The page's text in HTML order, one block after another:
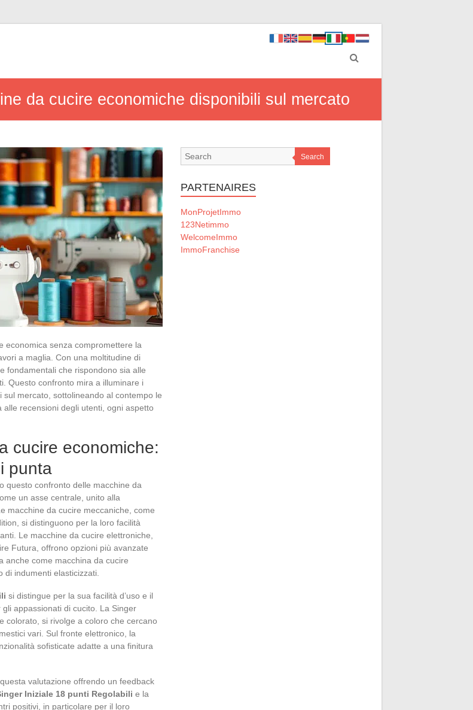
da cucire economiche disponibili sul mercato
economica senza compromettere la
a maglia. Con una moltitudine di
fondamentali che rispondono sia alle
Questo confronto mira a illuminare i
mercato, sottolineando al contempo le
alle recensioni degli utenti, ogni aspetto
cucire economiche:
punta
questo confronto delle macchine da
un asse centrale, unito alla
macchine da cucire meccaniche, come
si distinguono per la loro facilità
Le macchine da cucire elettroniche,
Futura, offrono opzioni più avanzate
anche come macchina da cucire
di indumenti elasticizzati.
si distingue per la sua facilità d’uso e il
appassionati di cucito. La Singer
colorato, si rivolge a coloro che cercano
vari. Sul fronte elettronico, la
sofisticate adatte a una finitura
valutazione offrendo un feedback
Iniziale 18 punti Regolabili e la
positivi, in particolare per il loro
Search
PARTENAIRES
MonProjetImmo
123Netimmo
WelcomeImmo
ImmoFranchise